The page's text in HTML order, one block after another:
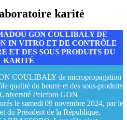
karité
GON COULIBALY DE
IN VITRO ET DE CONTRÔLE
ET DES SOUS PRODUITS DU
KARITÉ
COULIBALY de micropropagation
qualité du beurre et des sous-produits
Peleforo GON
le samedi 09 novembre 2024, par le
du Président de la République,